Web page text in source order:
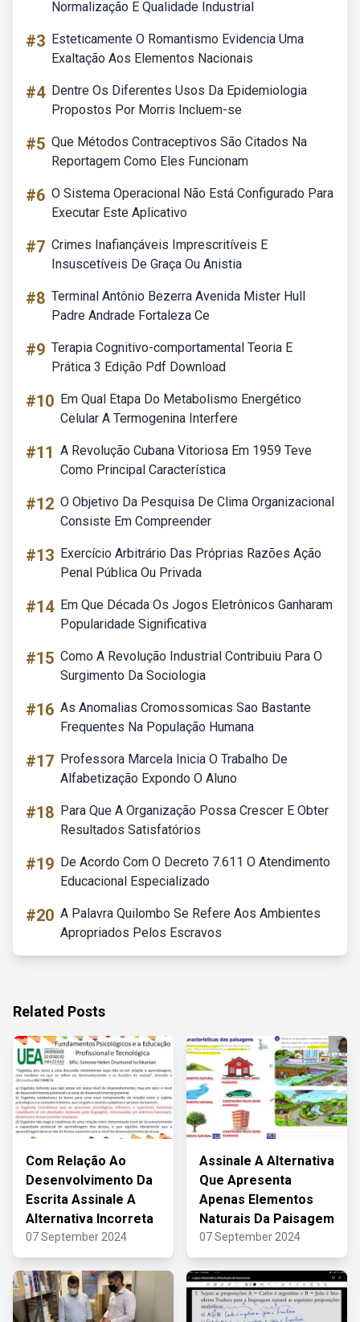
Normalização E Qualidade Industrial
#3 Esteticamente O Romantismo Evidencia Uma
Exaltação Aos Elementos Nacionais
#4 Dentre Os Diferentes Usos Da Epidemiologia
Propostos Por Morris Incluem-se
#5 Que Métodos Contraceptivos São Citados Na
Reportagem Como Eles Funcionam
#6 O Sistema Operacional Não Está Configurado Para
Executar Este Aplicativo
#7 Crimes Inafiançáveis Imprescritíveis E
Insuscetíveis De Graça Ou Anistia
#8 Terminal Antônio Bezerra Avenida Mister Hull
Padre Andrade Fortaleza Ce
#9 Terapia Cognitivo-comportamental Teoria E
Prática 3 Edição Pdf Download
#10 Em Qual Etapa Do Metabolismo Energético
Celular A Termogenina Interfere
#11 A Revolução Cubana Vitoriosa Em 1959 Teve
Como Principal Característica
#12 O Objetivo Da Pesquisa De Clima Organizacional
Consiste Em Compreender
#13 Exercício Arbitrário Das Próprias Razões Ação
Penal Pública Ou Privada
#14 Em Que Década Os Jogos Eletrônicos Ganharam
Popularidade Significativa
#15 Como A Revolução Industrial Contribuiu Para O
Surgimento Da Sociologia
#16 As Anomalias Cromossomicas Sao Bastante
Frequentes Na População Humana
#17 Professora Marcela Inicia O Trabalho De
Alfabetização Expondo O Aluno
#18 Para Que A Organização Possa Crescer E Obter
Resultados Satisfatórios
#19 De Acordo Com O Decreto 7.611 O Atendimento
Educacional Especializado
#20 A Palavra Quilombo Se Refere Aos Ambientes
Apropriados Pelos Escravos
Related Posts
Com Relação Ao
Desenvolvimento Da
Escrita Assinale A
Alternativa Incorreta
07 September 2024
Assinale A Alternativa
Que Apresenta
Apenas Elementos
Naturais Da Paisagem
07 September 2024